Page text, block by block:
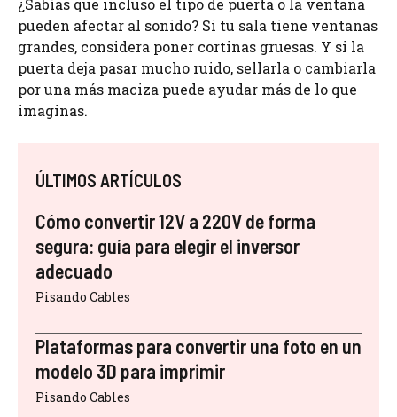
¿Sabías que incluso el tipo de puerta o la ventana
pueden afectar al sonido? Si tu sala tiene ventanas
grandes, considera poner cortinas gruesas. Y si la
puerta deja pasar mucho ruido, sellarla o cambiarla
por una más maciza puede ayudar más de lo que
imaginas.
ÚLTIMOS ARTÍCULOS
Cómo convertir 12V a 220V de forma
segura: guía para elegir el inversor
adecuado
Pisando Cables
Plataformas para convertir una foto en un
modelo 3D para imprimir
Pisando Cables